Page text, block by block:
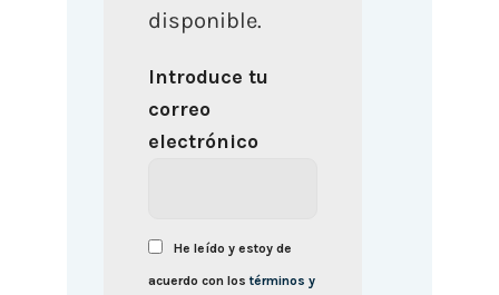
disponible.
Introduce tu
correo
electrónico
He leído y estoy de
acuerdo con lostérminos y